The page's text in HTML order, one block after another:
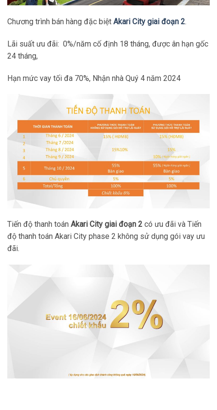
Chương trình bán hàng đặc biệt Akari City giai đoạn 2.
Lãi suất ưu đãi: 0%/năm cố định 18 tháng, được ân hạn gốc
24 tháng,
Hạn mức vay tối đa 70%, Nhận nhà Quý 4 năm 2024
Tiến độ thanh toán Akari City giai đoạn 2 có ưu đãi và Tiến
độ thanh toán Akari City phase 2 không sử dụng gói vay ưu
đãi.